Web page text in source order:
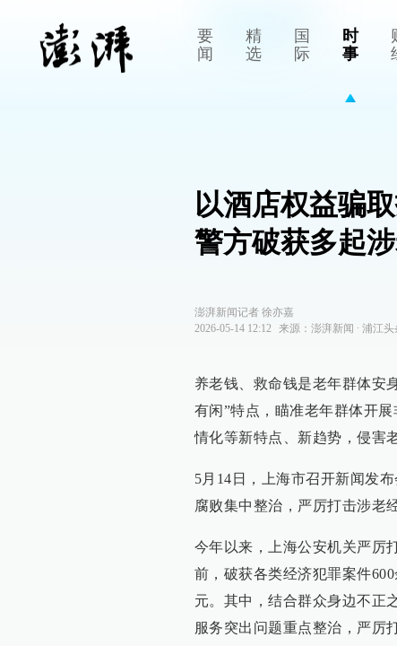
要
闻
精
选
国
际
时
事
以酒店权益骗
警方破获多起
澎湃新闻记者 徐亦嘉
2026-05-14 12:12
来源： 澎湃新闻 ∙ 浦江头
养老钱、救命钱是老年群体安
有闲”特点，瞄准老年群体开
情化等新特点、新趋势，侵害
5月14日，上海市召开新闻发
腐败集中整治，严厉打击涉老
今年以来，上海公安机关严厉
前，破获各类经济犯罪案件
元。其中，结合群众身边不正
服务突出问题重点整治，严厉